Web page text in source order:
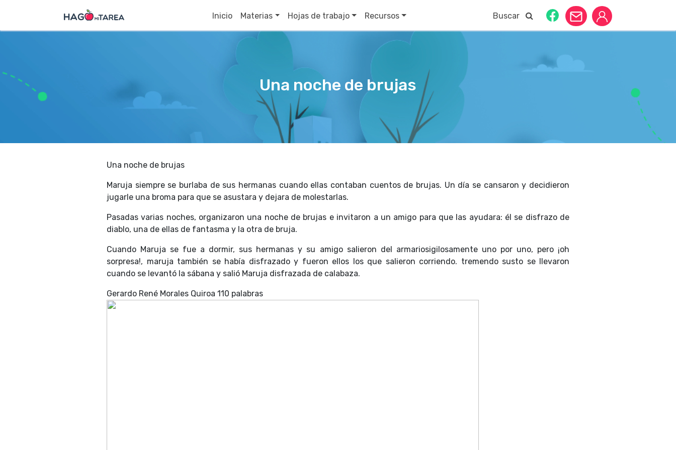
Inicio Materias Hojas de trabajo Recursos Buscar
Una noche de brujas
Una noche de brujas
Maruja siempre se burlaba de sus hermanas cuando ellas contaban cuentos de brujas. Un día se cansaron y decidieron
jugarle una broma para que se asustara y dejara de molestarlas.
Pasadas varias noches, organizaron una noche de brujas e invitaron a un amigo para que las ayudara: él se disfrazo de
diablo, una de ellas de fantasma y la otra de bruja.
Cuando Maruja se fue a dormir, sus hermanas y su amigo salieron del armariosigilosamente uno por uno, pero ¡oh
sorpresa!, maruja también se había disfrazado y fueron ellos los que salieron corriendo. tremendo susto se llevaron
cuando se levantó la sábana y salió Maruja disfrazada de calabaza.
Gerardo René Morales Quiroa 110 palabras